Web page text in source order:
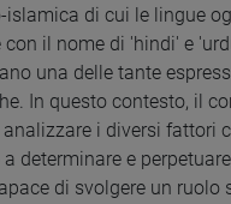
di cui le lingue
il nome di 'hindi' e
una delle tante
In questo contesto, il
i diversi fattori
determinare e
di svolgere un ruolo